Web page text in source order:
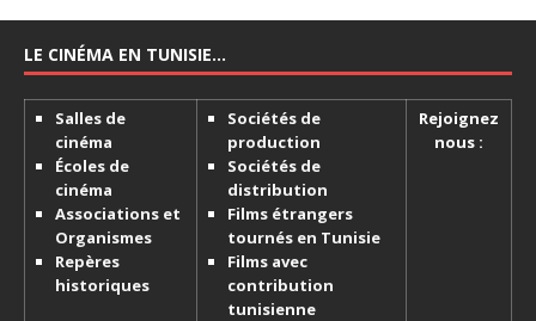
LE CINÉMA EN TUNISIE…
Salles de
cinéma
Écoles de
cinéma
Associations et
Organismes
Repères
historiques
Sociétés de
production
Sociétés de
distribution
Films étrangers
tournés en Tunisie
Films avec
contribution
tunisienne
Rejoignez
nous :